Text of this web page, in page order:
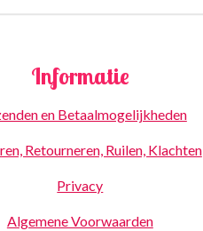
Informatie
en Betaalmogelijkheden
Retourneren, Ruilen, Klachten
Privacy
Algemene Voorwaarden